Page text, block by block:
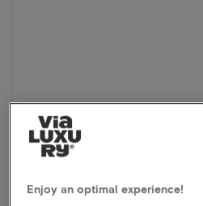
Enjoy an optimal experience!